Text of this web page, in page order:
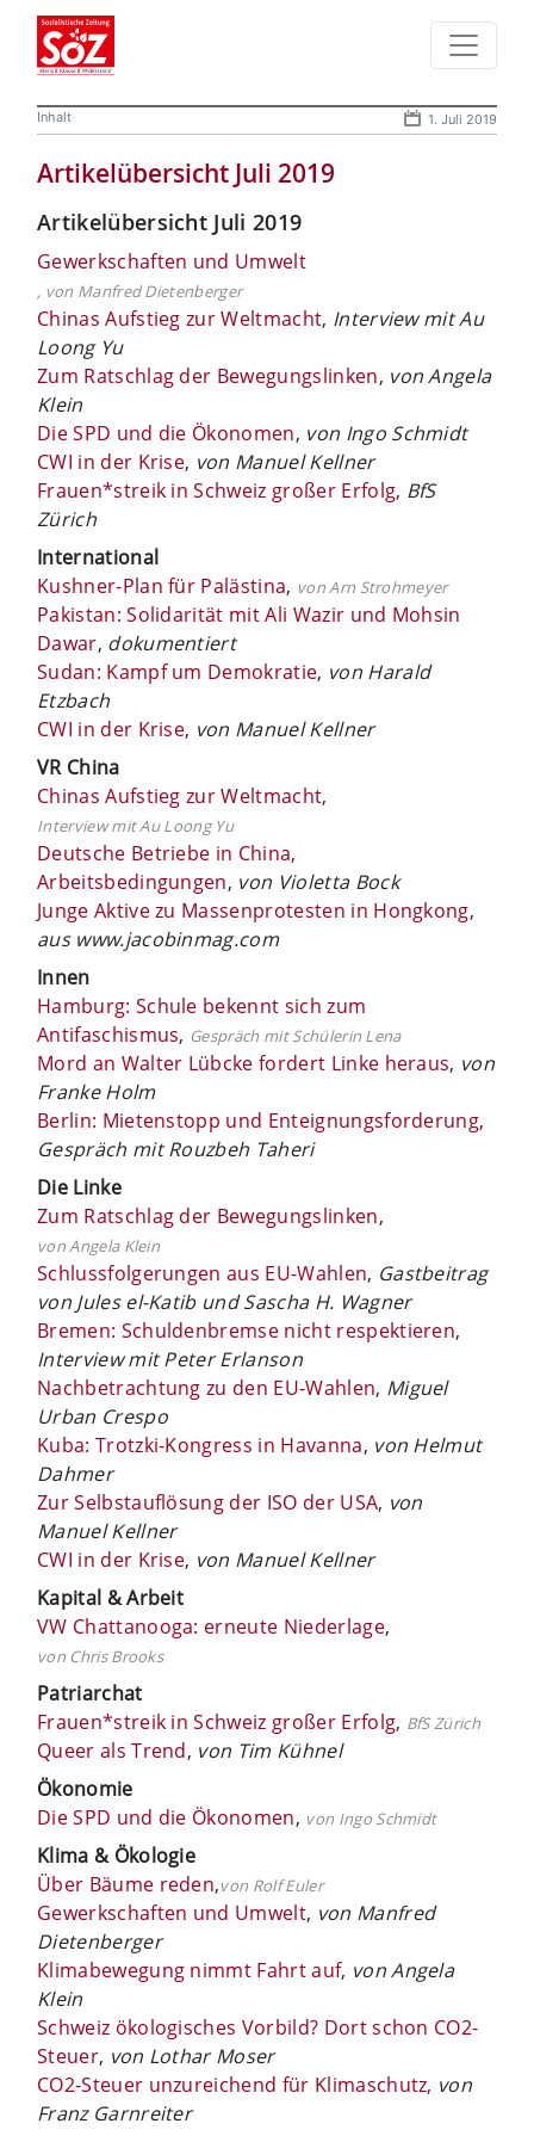
Inhalt 1. Juli 2019
Artikelübersicht Juli 2019
Artikelübersicht Juli 2019
Gewerkschaften und Umwelt
, von Manfred Dietenberger
Chinas Aufstieg zur Weltmacht, Interview mit Au
Loong Yu
Zum Ratschlag der Bewegungslinken, von Angela
Klein
Die SPD und die Ökonomen, von Ingo Schmidt
CWI in der Krise, von Manuel Kellner
Frauen*streik in Schweiz großer Erfolg, BfS
Zürich
International
Kushner-Plan für Palästina, von Arn Strohmeyer
Pakistan: Solidarität mit Ali Wazir und Mohsin
Dawar, dokumentiert
Sudan: Kampf um Demokratie, von Harald
Etzbach
CWI in der Krise, von Manuel Kellner
VR China
Chinas Aufstieg zur Weltmacht,
Interview mit Au Loong Yu
Deutsche Betriebe in China,
Arbeitsbedingungen, von Violetta Bock
Junge Aktive zu Massenprotesten in Hongkong,
aus www.jacobinmag.com
Innen
Hamburg: Schule bekennt sich zum
Antifaschismus, Gespräch mit Schülerin Lena
Mord an Walter Lübcke fordert Linke heraus, von
Franke Holm
Berlin: Mietenstopp und Enteignungsforderung,
Gespräch mit Rouzbeh Taheri
Die Linke
Zum Ratschlag der Bewegungslinken,
von Angela Klein
Schlussfolgerungen aus EU-Wahlen, Gastbeitrag
von Jules el-Katib und Sascha H. Wagner
Bremen: Schuldenbremse nicht respektieren,
Interview mit Peter Erlanson
Nachbetrachtung zu den EU-Wahlen, Miguel
Urban Crespo
Kuba: Trotzki-Kongress in Havanna, von Helmut
Dahmer
Zur Selbstauflösung der ISO der USA, von
Manuel Kellner
CWI in der Krise, von Manuel Kellner
Kapital & Arbeit
VW Chattanooga: erneute Niederlage,
von Chris Brooks
Patriarchat
Frauen*streik in Schweiz großer Erfolg, BfS Zürich
Queer als Trend, von Tim Kühnel
Ökonomie
Die SPD und die Ökonomen, von Ingo Schmidt
Klima & Ökologie
Über Bäume reden,von Rolf Euler
Gewerkschaften und Umwelt, von Manfred
Dietenberger
Klimabewegung nimmt Fahrt auf, von Angela
Klein
Schweiz ökologisches Vorbild? Dort schon CO2-
Steuer, von Lothar Moser
CO2-Steuer unzureichend für Klimaschutz, von
Franz Garnreiter